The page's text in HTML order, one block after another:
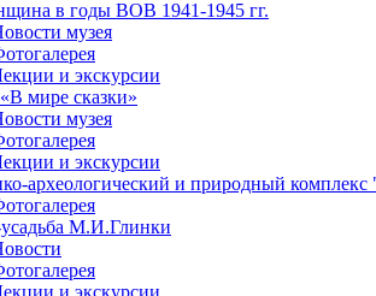
в годы ВОВ 1941-1945 гг.
музея
и экскурсии
мире сказки»
музея
и экскурсии
археологический и природный комплекс
М.И.Глинки
и экскурсии